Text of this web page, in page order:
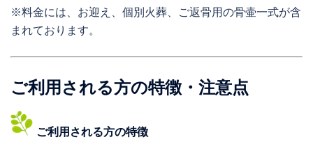
※料金には、お迎え、個別火葬、ご返骨用の骨壷一式が含
まれております。
ご利用される方の特徴・注意点
ご利用される方の特徴